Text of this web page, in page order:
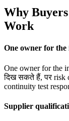
Why
Work
One owner for the
One owner for the
दिख सकते हैं, पर risk
continuity test
Supplier